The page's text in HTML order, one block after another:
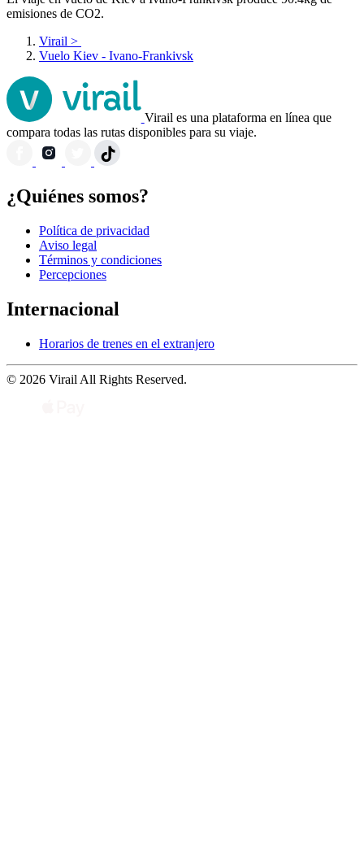
emisiones de CO2.
Virail >
Vuelo Kiev - Ivano-Frankivsk
Virail es una plataforma en línea que
compara todas las rutas disponibles para su viaje.
¿Quiénes somos?
Política de privacidad
Aviso legal
Términos y condiciones
Percepciones
Internacional
Horarios de trenes en el extranjero
© 2026 Virail All Rights Reserved.